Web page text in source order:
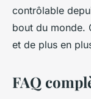
contrôlable
bout du monde.
et de plus en
FAQ